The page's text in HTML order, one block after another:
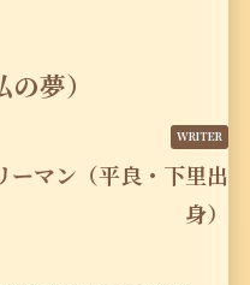
夢）
ーマン（平良・下里出
身）